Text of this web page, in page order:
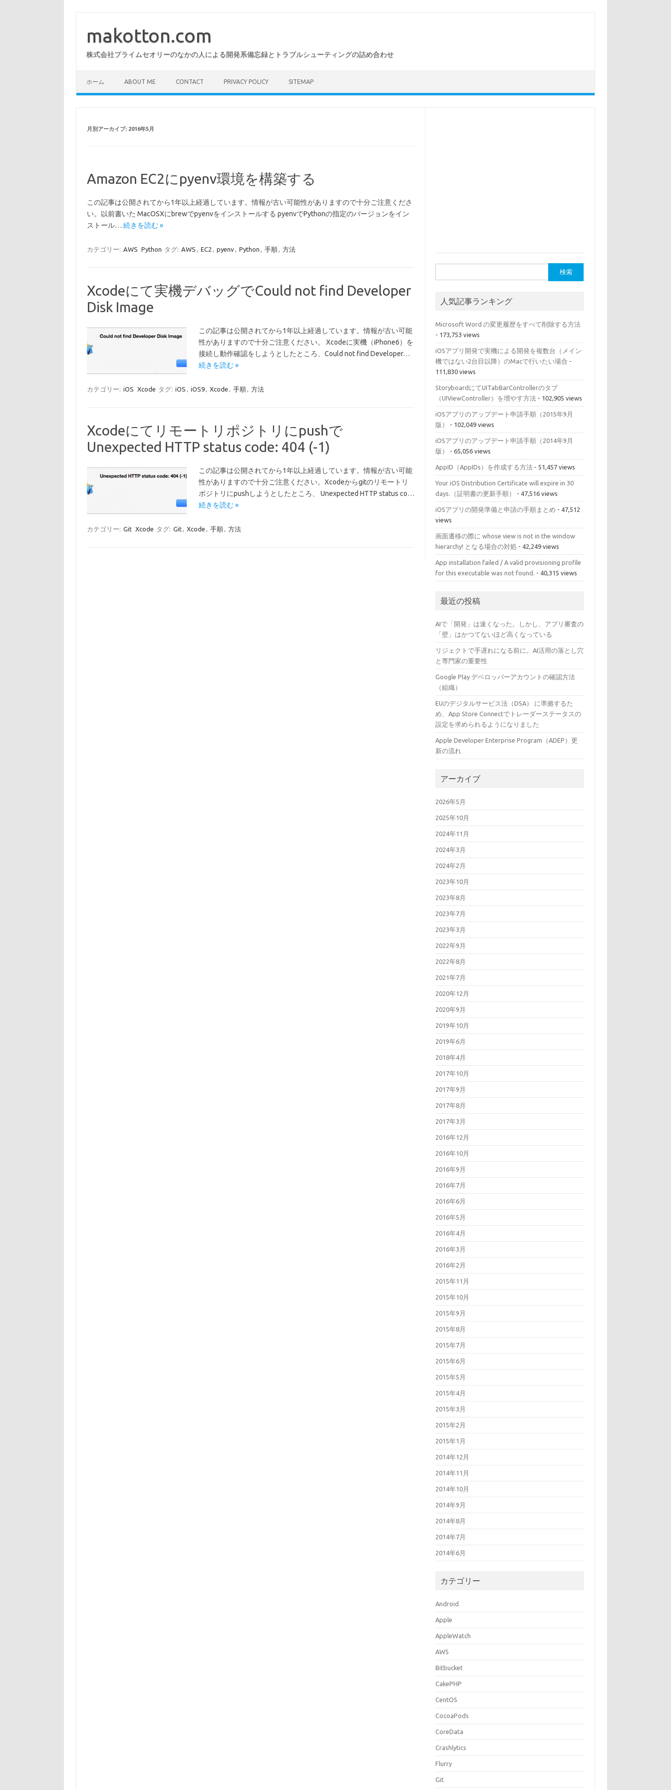
makotton.com
株式会社プライムセオリーのなかの人による開発系備忘録とトラブルシューティングの詰め合わせ
ホーム ABOUT ME CONTACT PRIVACY POLICY SITEMAP
月別アーカイブ: 2016年5月
Amazon EC2にpyenv環境を構築する
この記事は公開されてから1年以上経過しています。情報が古い可能性がありますので十分ご注意くださ
い。以前書いた MacOSXにbrewでpyenvをインストールする pyenvでPythonの指定のバージョンをイン
ストール… 続きを読む »
カテゴリー: AWS Python タグ: AWS , EC2 , pyenv, Python , 手順, 方法
Xcodeにて実機デバッグでCould not find Developer
Disk Image
この記事は公開されてから1年以上経過しています。情報が古い可能
性がありますので十分ご注意ください。 Xcodeに実機（iPhone6）を
接続し動作確認をしようとしたところ、Could not find Developer…
続きを読む »
カテゴリー: iOS Xcode タグ: iOS , iOS9, Xcode , 手順, 方法
Xcodeにてリモートリポジトリにpushで
Unexpected HTTP status code: 404 (-1)
この記事は公開されてから1年以上経過しています。情報が古い可能
性がありますので十分ご注意ください。Xcodeからgitのリモートリ
ポジトリにpushしようとしたところ、 Unexpected HTTP status co…
続きを読む »
カテゴリー: Git Xcode タグ: Git, Xcode , 手順, 方法
索:
人気記事ランキング
Microsoft Word の変更履歴をすべて削除する方法
- 173,753 views
iOSアプリ開発で実機による開発を複数台（メイン
機ではない2台目以降）のMacで行いたい場合 -
111,830 views
StoryboardにてUITabBarControllerのタブ
（UIViewController）を増やす方法 - 102,905 views
iOSアプリのアップデート申請手順（2015年9月
版）
- 102,049 views
iOSアプリのアップデート申請手順（2014年9月
版）
- 65,056 views
AppID（AppIDs）を作成する方法 - 51,457 views
Your iOS Distribution Certificate will expire in 30
days.（証明書の更新手順）
- 47,516 views
iOSアプリの開発準備と申請の手順まとめ - 47,512
views
画面遷移の際に whose view is not in the window
hierarchy! となる場合の対処 - 42,249 views
App installation failed / A valid provisioning profile
for this executable was not found. - 40,315 views
最近の投稿
AIで「開発」は速くなった。しかし、アプリ審査の
「壁」はかつてないほど高くなっている
リジェクトで手遅れになる前に。AI活用の落とし穴
と専門家の重要性
Google Play デベロッパーアカウントの確認方法
（組織）
EUのデジタルサービス法（DSA） に準拠するた
め、App Store Connectでトレーダーステータスの
設定を求められるようになりました
Apple Developer Enterprise Program（ADEP）更
新の流れ
アーカイブ
2026年5月
2025年10月
2024年11月
2024年3月
2024年2月
2023年10月
2023年8月
2023年7月
2023年3月
2022年9月
2022年8月
2021年7月
2020年12月
2020年9月
2019年10月
2019年6月
2018年4月
2017年10月
2017年9月
2017年8月
2017年3月
2016年12月
2016年10月
2016年9月
2016年7月
2016年6月
2016年5月
2016年4月
2016年3月
2016年2月
2015年11月
2015年10月
2015年9月
2015年8月
2015年7月
2015年6月
2015年5月
2015年4月
2015年3月
2015年2月
2015年1月
2014年12月
2014年11月
2014年10月
2014年9月
2014年8月
2014年7月
2014年6月
カテゴリー
Android
Apple
AppleWatch
AWS
Bitbucket
CakePHP
CentOS
CocoaPods
CoreData
Crashlytics
Flurry
Git